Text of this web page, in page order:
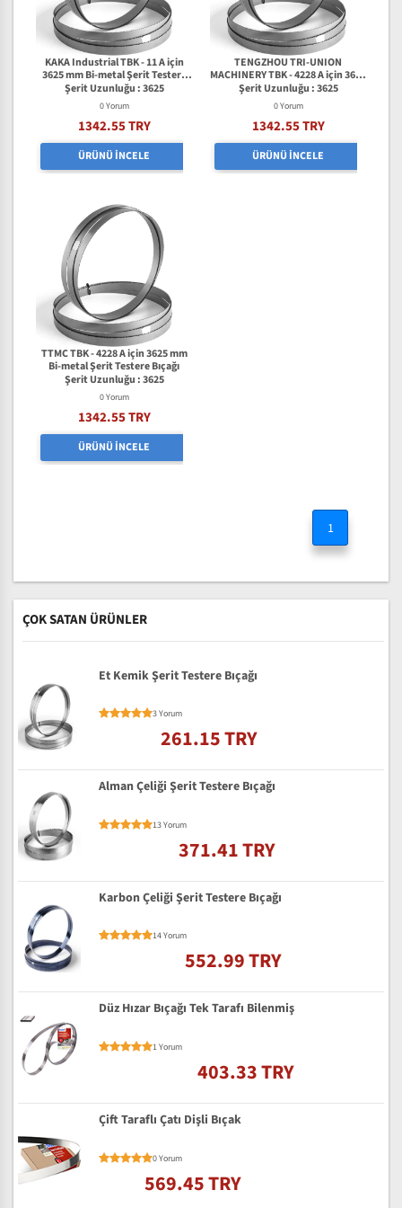
KAKA Industrial TBK - 11 A için
3625 mm Bi-metal Şerit Testere
Bıçağı
Şerit Uzunluğu : 3625
0 Yorum
1342.55 TRY
ÜRÜNÜ İNCELE
TENGZHOU TRI-UNION
MACHINERY TBK - 4228 A için 3625
mm Bi-metal Şerit Testere Bıçağı
Şerit Uzunluğu : 3625
0 Yorum
1342.55 TRY
ÜRÜNÜ İNCELE
TTMC TBK - 4228 A için 3625 mm
Bi-metal Şerit Testere Bıçağı
Şerit Uzunluğu : 3625
0 Yorum
1342.55 TRY
ÜRÜNÜ İNCELE
1
ÇOK SATAN ÜRÜNLER
Et Kemik Şerit Testere Bıçağı
3 Yorum
261.15 TRY
Alman Çeliği Şerit Testere Bıçağı
13 Yorum
371.41 TRY
Karbon Çeliği Şerit Testere Bıçağı
14 Yorum
552.99 TRY
Düz Hızar Bıçağı Tek Tarafı Bilenmiş
1 Yorum
403.33 TRY
Çift Taraflı Çatı Dişli Bıçak
0 Yorum
569.45 TRY